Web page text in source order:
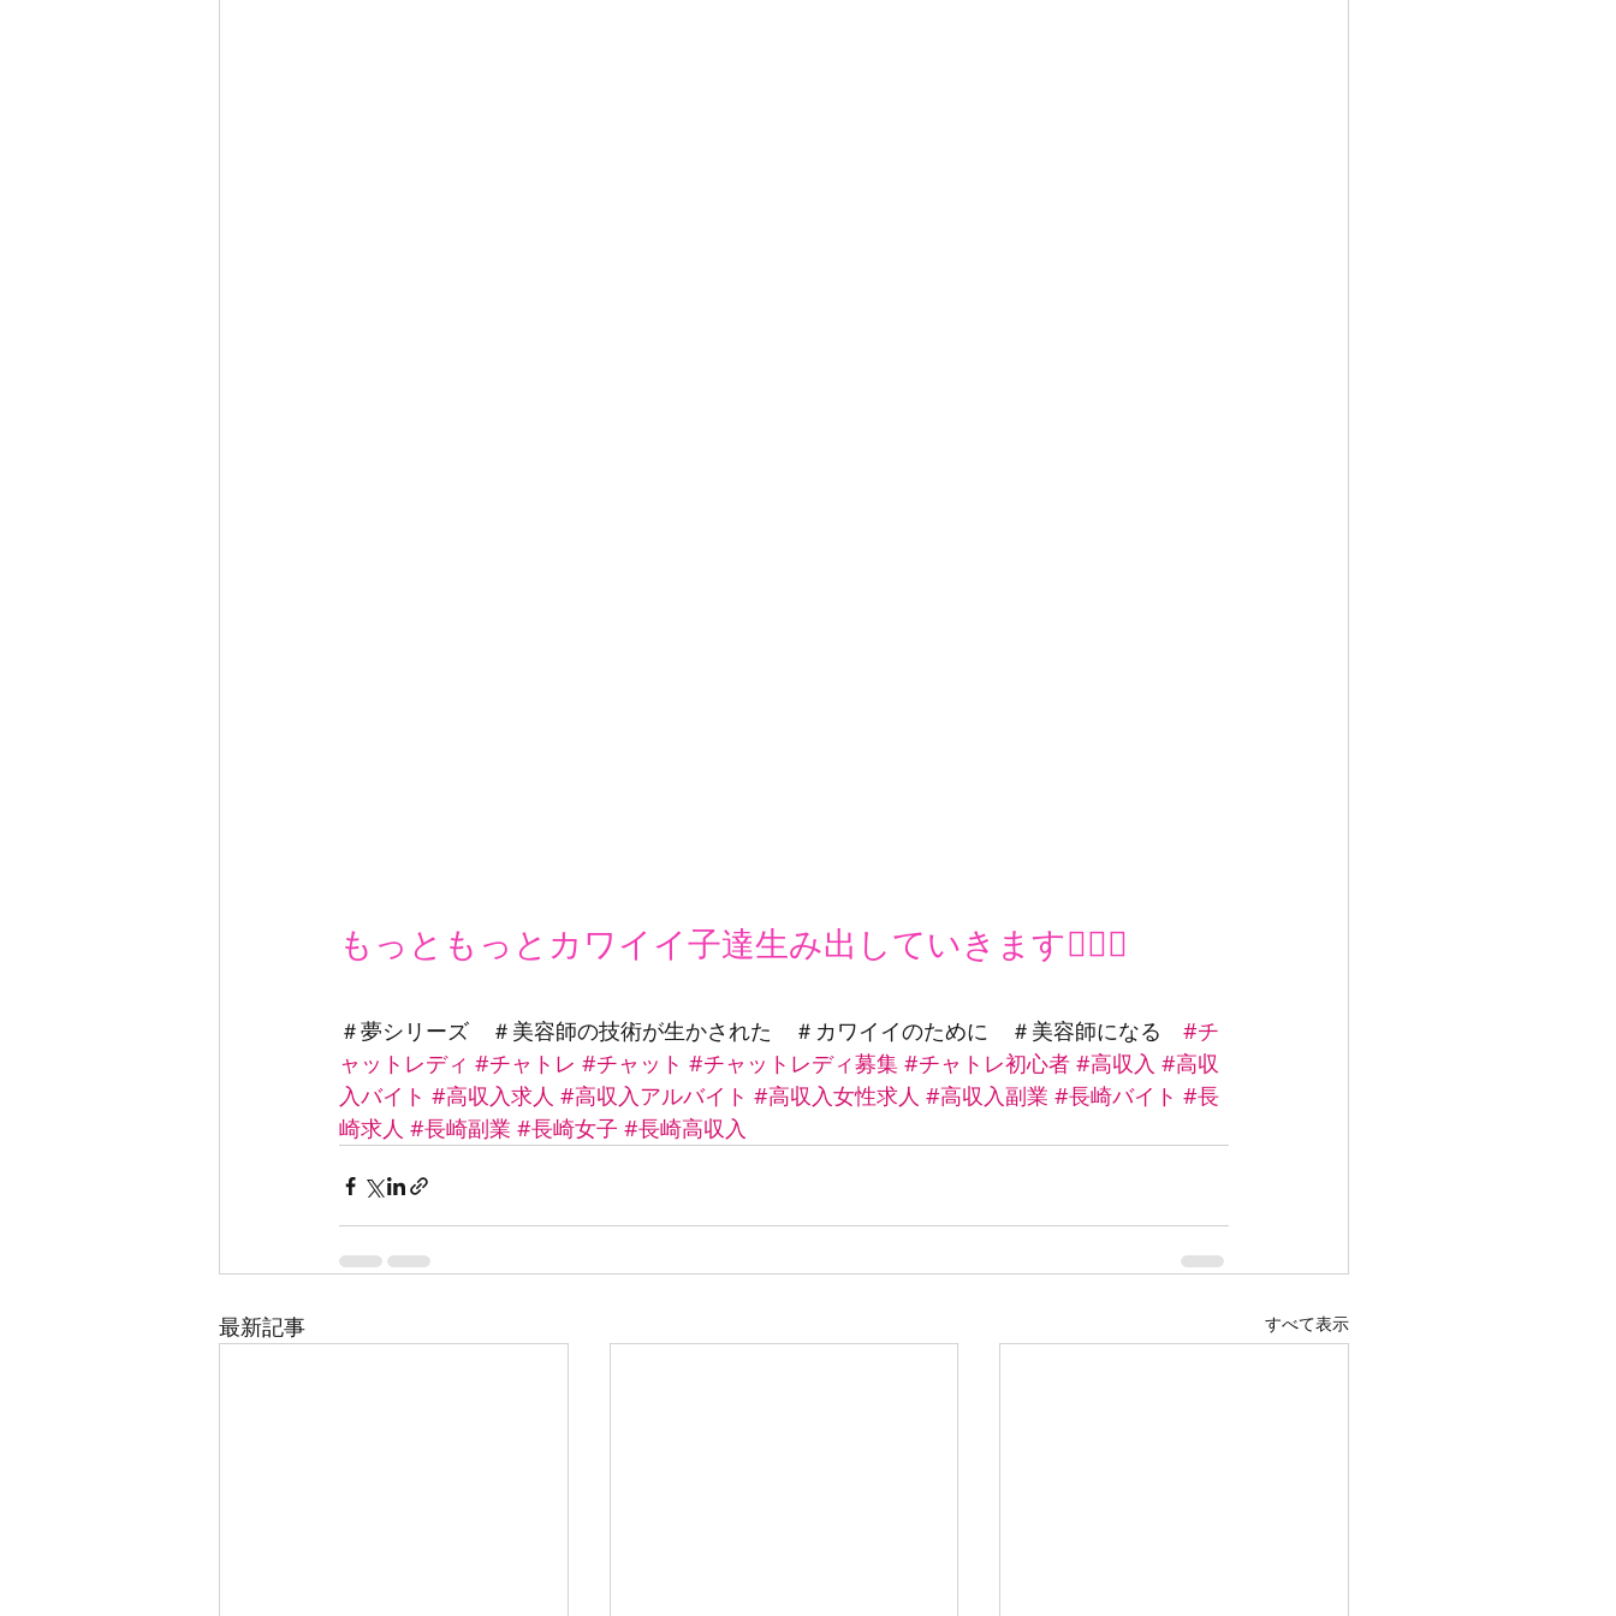
もっともっとカワイイ子達生み出していきます💇‍♀️✨
＃夢シリーズ　＃美容師の技術が生かされた　＃カワイイのために　＃美容師になる #チ
ャットレディ #チャトレ #チャット #チャットレディ募集 #チャトレ初心者 #高収入 #高収
入バイト #高収入求人 #高収入アルバイト #高収入女性求人 #高収入副業 #長崎バイト #長
崎求人 #長崎副業 #長崎女子 #長崎高収入
最新記事 すべて表示